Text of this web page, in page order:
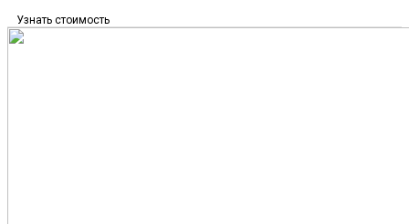
Узнать стоимость